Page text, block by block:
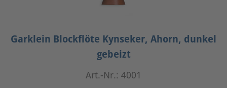
Garklein Blockflöte Kynseker, Ahorn, dunkel
gebeizt
Art.-Nr.: 4001